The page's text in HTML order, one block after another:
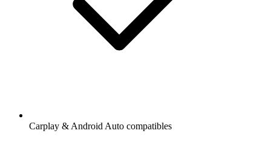
Carplay & Android Auto compatibles